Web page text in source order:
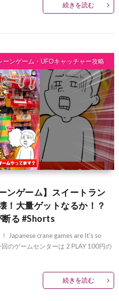
続きを読む
ーンゲーム・UFOキャッチャー攻略
ンゲーム】スイートラン
！大量ゲットなるか！？
断る #Shorts
Japanese crane games are It’s so
のゲームセンターは 2 PLAY 100円の
続きを読む